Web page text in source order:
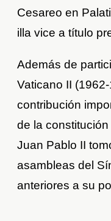
Cesareo en
illa vice a título
Además de
Vaticano II
contribución
de la
Juan Pablo II
asambleas del
anteriores a su